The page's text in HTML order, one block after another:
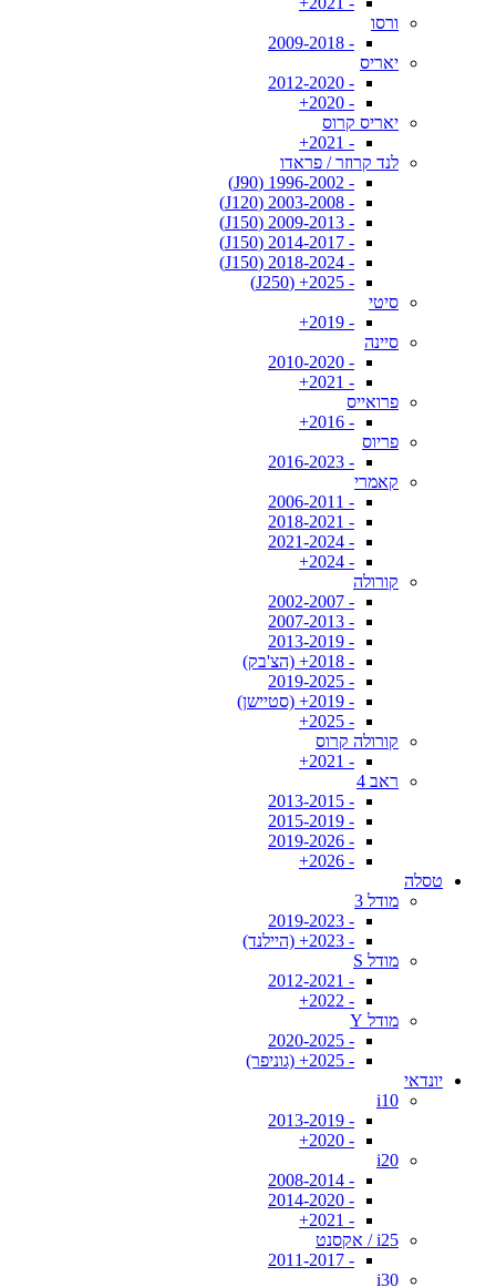
ורסו
- 2009-2018
יאריס
- 2012-2020
- 2020+
יאריס קרוס
- 2021+
לנד קרוזר / פראדו
- 1996-2002 (J90)
- 2003-2008 (J120)
- 2009-2013 (J150)
- 2014-2017 (J150)
- 2018-2024 (J150)
- 2025+ (J250)
סיטי
- 2019+
סיינה
- 2010-2020
- 2021+
פרואייס
- 2016+
פריוס
- 2016-2023
קאמרי
- 2006-2011
- 2018-2021
- 2021-2024
- 2024+
קורולה
- 2002-2007
- 2007-2013
- 2013-2019
- 2018+ (הצ'בק)
- 2019-2025
- 2019+ (סטיישן)
- 2025+
קורולה קרוס
- 2021+
ראב 4
- 2013-2015
- 2015-2019
- 2019-2026
- 2026+
טסלה
מודל 3
- 2019-2023
- 2023+ (היילנד)
מודל S
- 2012-2021
- 2022+
מודל Y
- 2020-2025
- 2025+ (גוניפר)
יונדאי
i10
- 2013-2019
- 2020+
i20
- 2008-2014
- 2014-2020
- 2021+
i25 / אקסנט
- 2011-2017
i30